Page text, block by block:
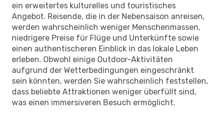
ein erweitertes kulturelles und touristisches
Angebot. Reisende, die in der Nebensaison anreisen,
werden wahrscheinlich weniger Menschenmassen,
niedrigere Preise für Flüge und Unterkünfte sowie
einen authentischeren Einblick in das lokale Leben
erleben. Obwohl einige Outdoor-Aktivitäten
aufgrund der Wetterbedingungen eingeschränkt
sein könnten, werden Sie wahrscheinlich feststellen,
dass beliebte Attraktionen weniger überfüllt sind,
was einen immersiveren Besuch ermöglicht.